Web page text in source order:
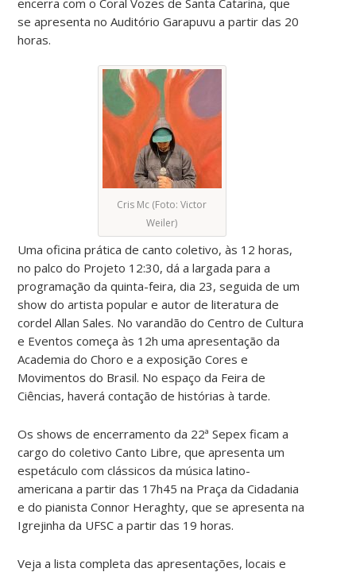
se apresenta no Auditório Garapuvu a partir das 20
horas.
Cris Mc (Foto: Victor
Weiler)
Uma oficina prática de canto coletivo, às 12 horas,
no palco do Projeto 12:30, dá a largada para a
programação da quinta-feira, dia 23, seguida de um
show do artista popular e autor de literatura de
cordel Allan Sales. No varandão do Centro de Cultura
e Eventos começa às 12h uma apresentação da
Academia do Choro e a exposição Cores e
Movimentos do Brasil. No espaço da Feira de
Ciências, haverá contação de histórias à tarde.
Os shows de encerramento da 22ª Sepex ficam a
cargo do coletivo Canto Libre, que apresenta um
espetáculo com clássicos da música latino-
americana a partir das 17h45 na Praça da Cidadania
e do pianista Connor Heraghty, que se apresenta na
Igrejinha da UFSC a partir das 19 horas.
Veja a lista completa das apresentações, locais e